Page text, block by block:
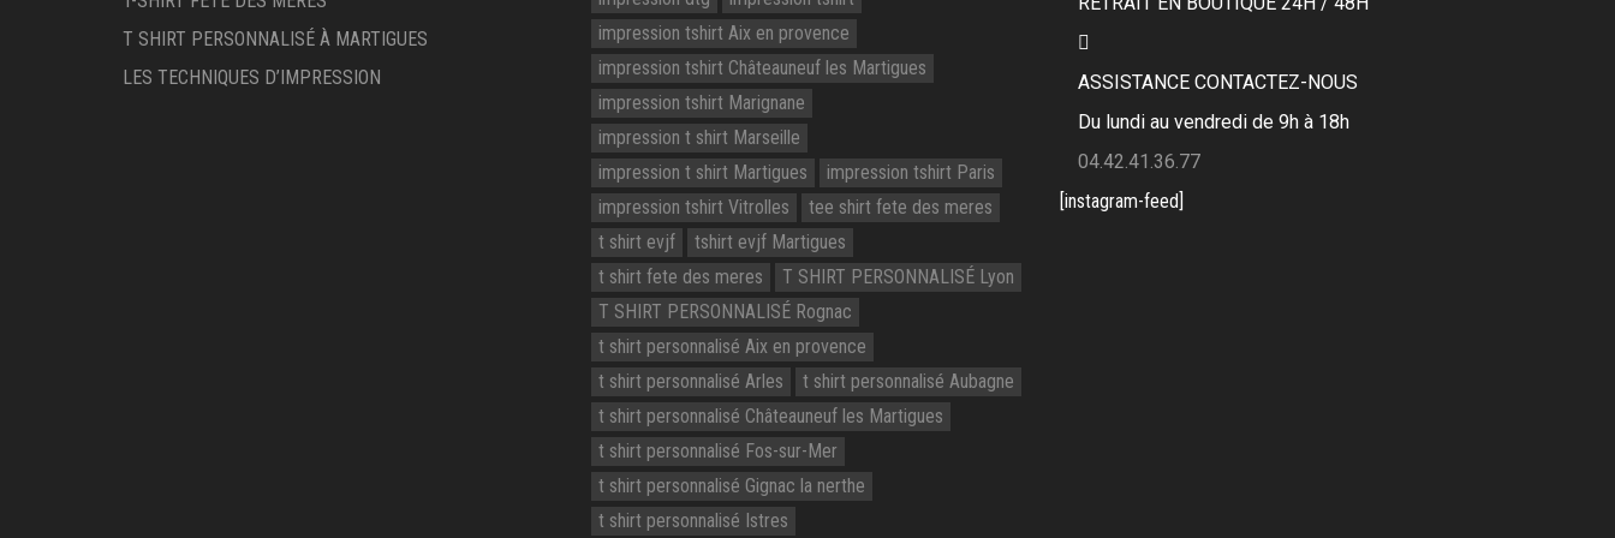
T SHIRT PERSONNALISÉ À MARTIGUES
LES TECHNIQUES D’IMPRESSION
impression tshirt Aix en provence
impression tshirt Châteauneuf les Martigues
impression tshirt Marignane
impression t shirt Marseille
impression t shirt Martigues
impression tshirt Paris
impression tshirt Vitrolles
tee shirt fete des meres
t shirt evjf
tshirt evjf Martigues
t shirt fete des meres
T SHIRT PERSONNALISÉ Lyon
T SHIRT PERSONNALISÉ Rognac
t shirt personnalisé Aix en provence
t shirt personnalisé Arles
t shirt personnalisé Aubagne
t shirt personnalisé Châteauneuf les Martigues
t shirt personnalisé Fos-sur-Mer
t shirt personnalisé Gignac la nerthe
t shirt personnalisé Istres
ASSISTANCE CONTACTEZ-NOUS
Du lundi au vendredi de 9h à 18h
04.42.41.36.77
[instagram-feed]